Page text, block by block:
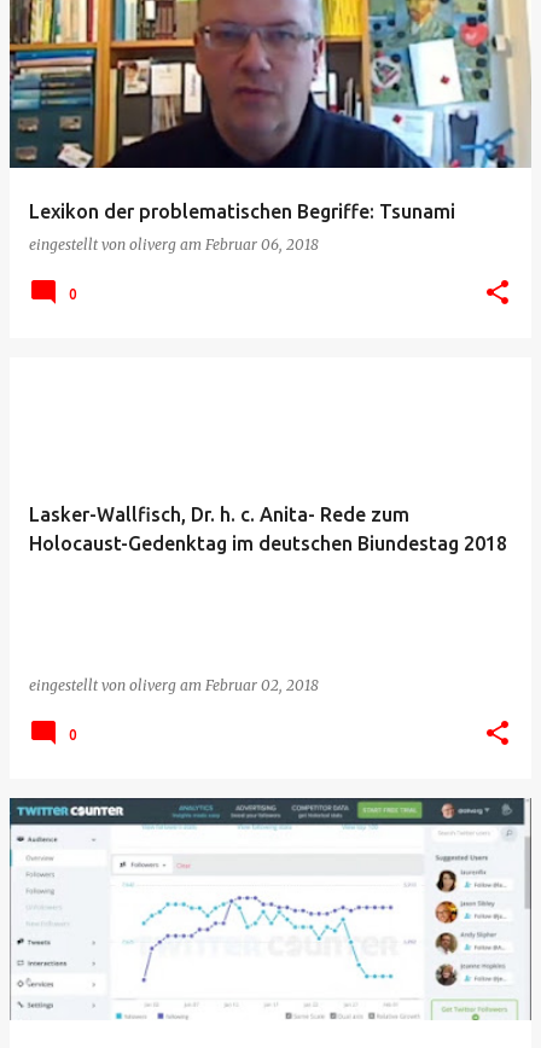
Lexikon der problematischen Begriffe: Tsunami
eingestellt von oliverg am Februar 06, 2018
0
Lasker-Wallfisch, Dr. h. c. Anita- Rede zum
Holocaust-Gedenktag im deutschen Biundestag 2018
eingestellt von oliverg am Februar 02, 2018
0